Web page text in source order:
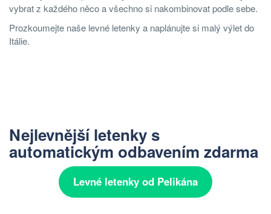
vybrat z každého něco a všechno si nakombinovat podle sebe.
Prozkoumejte naše levné letenky a naplánujte si malý výlet do
Itálie.
Nejlevnější letenky s
automatickým odbavením zdarma
Levné letenky od Pelikána